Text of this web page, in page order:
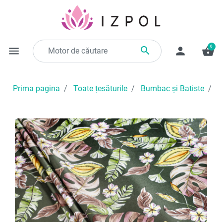
menu  person shopping_basket
0
Prima pagina Toate țesăturile Bumbac și Batiste